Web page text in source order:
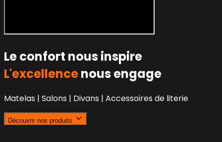
Le confort nous inspire
L'excellencenous engage
Matelas | Salons | Divans | Accessoires de literie
Découvrir nos produits